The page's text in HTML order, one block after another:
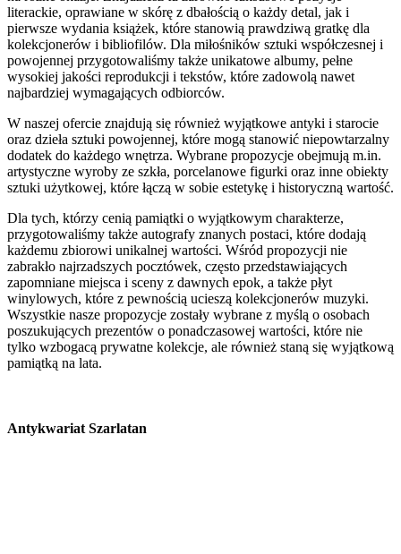
literackie, oprawiane w skórę z dbałością o każdy detal, jak i
pierwsze wydania książek, które stanowią prawdziwą gratkę dla
kolekcjonerów i bibliofilów. Dla miłośników sztuki współczesnej i
powojennej przygotowaliśmy także unikatowe albumy, pełne
wysokiej jakości reprodukcji i tekstów, które zadowolą nawet
najbardziej wymagających odbiorców.
W naszej ofercie znajdują się również wyjątkowe antyki i starocie
oraz dzieła sztuki powojennej, które mogą stanowić niepowtarzalny
dodatek do każdego wnętrza. Wybrane propozycje obejmują m.in.
artystyczne wyroby ze szkła, porcelanowe figurki oraz inne obiekty
sztuki użytkowej, które łączą w sobie estetykę i historyczną wartość.
Dla tych, którzy cenią pamiątki o wyjątkowym charakterze,
przygotowaliśmy także autografy znanych postaci, które dodają
każdemu zbiorowi unikalnej wartości. Wśród propozycji nie
zabrakło najrzadszych pocztówek, często przedstawiających
zapomniane miejsca i sceny z dawnych epok, a także płyt
winylowych, które z pewnością ucieszą kolekcjonerów muzyki.
Wszystkie nasze propozycje zostały wybrane z myślą o osobach
poszukujących prezentów o ponadczasowej wartości, które nie
tylko wzbogacą prywatne kolekcje, ale również staną się wyjątkową
pamiątką na lata.
Antykwariat Szarlatan